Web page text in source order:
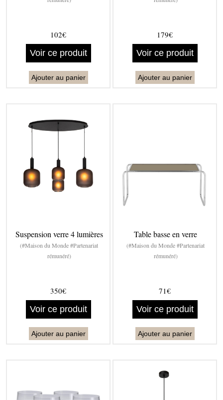
102€
Voir ce produit
Ajouter au panier
179€
Voir ce produit
Ajouter au panier
Suspension verre 4 lumières
(#Maison du Monde #Partenariat
rémunéré)
350€
Voir ce produit
Ajouter au panier
Table basse en verre
(#Maison du Monde #Partenariat
rémunéré)
71€
Voir ce produit
Ajouter au panier